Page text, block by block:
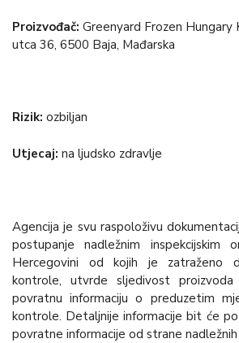
Proizvođač: Greenyard Frozen Hungary
utca 36, 6500 Baja, Mađarska
Rizik: ozbiljan
Utjecaj: na ljudsko zdravlje
Agencija je svu raspoloživu
postupanje nadležnim inspekcijskim
Hercegovini od kojih je zatraženo
kontrole, utvrde sljedivost
povratnu informaciju o preduzetim
kontrole. Detaljnije informacije bit će
povratne informacije od strane nadležnih